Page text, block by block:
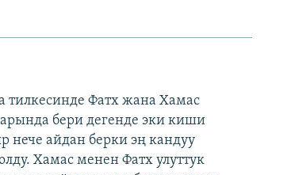
тилкесинде Фатх жана Хамас
бери дегенде эки киши
нече айдан берки эң кандуу
Хамас менен Фатх улуттук